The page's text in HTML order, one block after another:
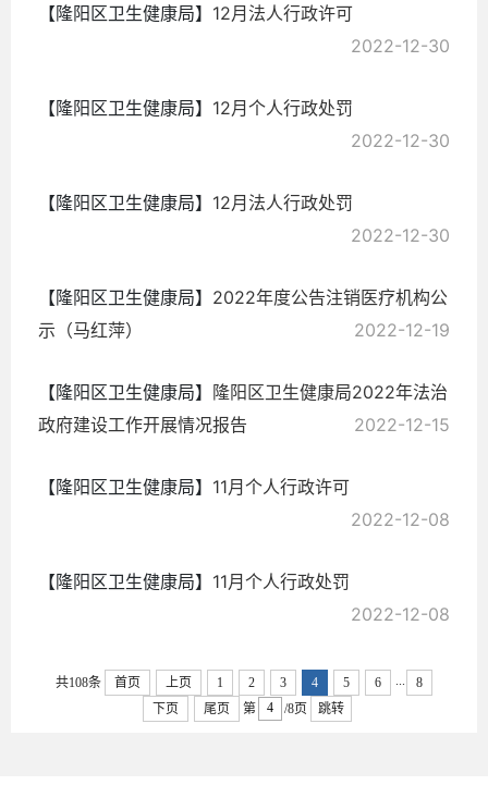
【隆阳区卫生健康局】 12月法人行政许可
2022-12-30
【隆阳区卫生健康局】 12月个人行政处罚
2022-12-30
【隆阳区卫生健康局】 12月法人行政处罚
2022-12-30
【隆阳区卫生健康局】 2022年度公告注销医疗机构公
示（马红萍）
2022-12-19
【隆阳区卫生健康局】 隆阳区卫生健康局2022年法治
政府建设工作开展情况报告
2022-12-15
【隆阳区卫生健康局】 11月个人行政许可
2022-12-08
【隆阳区卫生健康局】 11月个人行政处罚
2022-12-08
共108条 首页 上页 1 2 3 4 5 6 ...
8
下页
尾页 第 /8页 跳转